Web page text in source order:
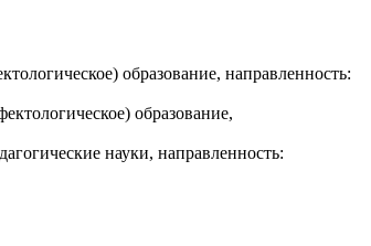
образование, направленность:
образование,
науки, направленность: